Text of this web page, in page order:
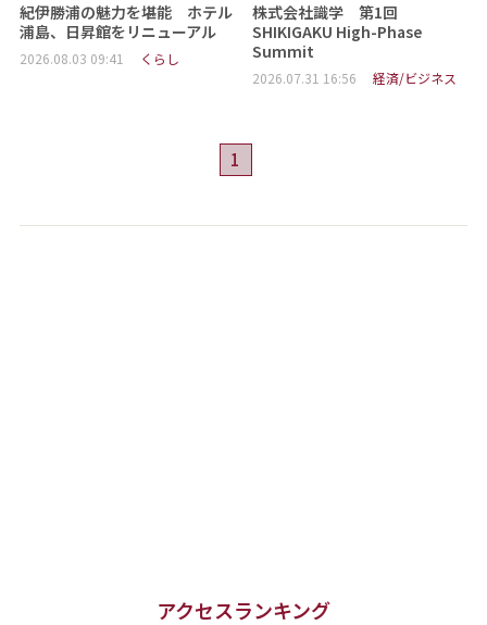
紀伊勝浦の魅力を堪能 ホテル
浦島、日昇館をリニューアル
2026.08.03 09:41 くらし
株式会社識学 第1回
SHIKIGAKU High-Phase
Summit
2026.07.31 16:56 経済/ビジネス
1
アクセスランキング